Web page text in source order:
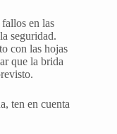
en las
seguridad.
con las hojas
que la brida
ten en cuenta